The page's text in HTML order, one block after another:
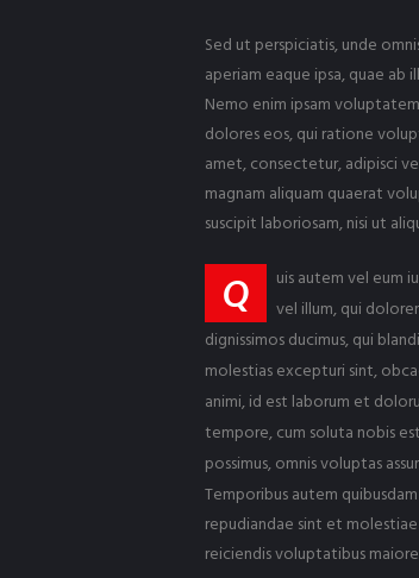
Sed ut perspiciatis, unde
aperiam eaque ipsa, quae
Nemo enim ipsam
dolores eos, qui ratione
amet, consectetur, adipisci
magnam aliquam quaerat
suscipit laboriosam, nisi ut
Q
uis autem vel eum
vel illum, qui
dignissimos ducimus, qui
molestias excepturi sint,
animi, id est laborum et
tempore, cum soluta nobis
possimus, omnis voluptas
Temporibus autem
repudiandae sint et
reiciendis voluptatibus